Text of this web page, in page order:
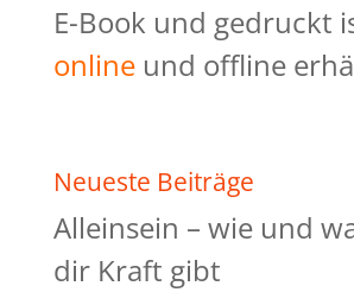
E-Book und gedruckt
onlineund offline
Neueste Beiträge
Alleinsein – wie und
dir Kraft gibt